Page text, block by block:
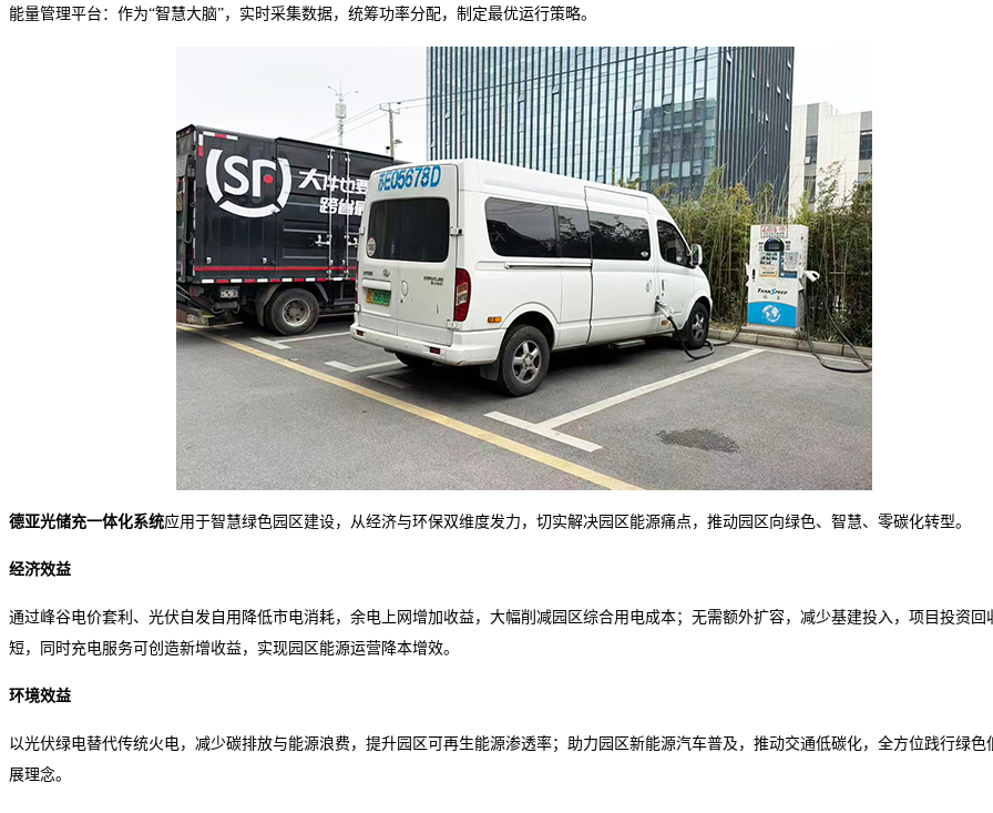
能量管理平台 ：作为“智慧大脑”，实时采集数据，统筹功率分配，制定最优运行策略。
德亚光储充一体化系统应用于智慧绿色园区 建设，从经济与环保双维度发力，切实解决园区能源痛点，推动园区向绿色、智慧、零碳化转型。
经济效益
通过峰谷电价套利、光伏自发自用降低市电消耗，余电上网增加收益，大幅削减园区综合用电成本；无需额外扩容，减少基建投入，项目投资回
短，同时充电服务可创造新增收益，实现园区能源运营降本增效。
环境效益
以光伏绿电替代传统火电，减少碳排放与能源浪费，提升园区可再生能源渗透率；助力园区新能源汽车普及，推动交通低碳化，全方位践行绿色
展理念。